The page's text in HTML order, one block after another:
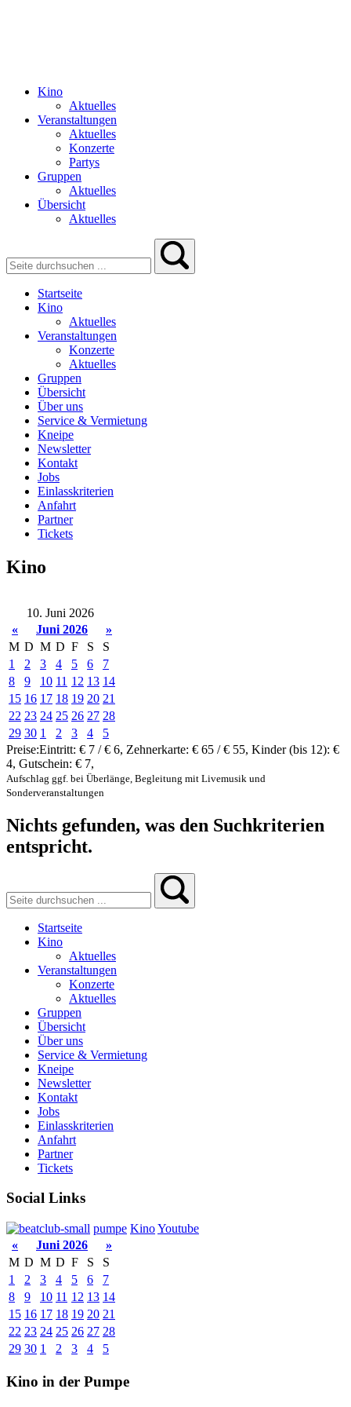
Kino
Aktuelles
Veranstaltungen
Aktuelles
Konzerte
Partys
Gruppen
Aktuelles
Übersicht
Aktuelles
Startseite
Kino
Aktuelles
Veranstaltungen
Konzerte
Aktuelles
Gruppen
Übersicht
Über uns
Service & Vermietung
Kneipe
Newsletter
Kontakt
Jobs
Einlasskriterien
Anfahrt
Partner
Tickets
Kino
10. Juni 2026
«
Juni 2026
»
M D M D F S
S
1
2 3 4 5 6
7
8
9 10 11 12 13 14
15 16 17 18 19 20 21
22 23 24 25 26 27 28
29 30 1 2 3 4
5
Preise:Eintritt: € 7 / € 6, Zehnerkarte: € 65 / € 55, Kinder (bis 12): €
4, Gutschein: € 7,
Aufschlag ggf. bei Überlänge, Begleitung mit Livemusik und
Sonderveranstaltungen
Nichts gefunden, was den Suchkriterien
entspricht.
Startseite
Kino
Aktuelles
Veranstaltungen
Konzerte
Aktuelles
Gruppen
Übersicht
Über uns
Service & Vermietung
Kneipe
Newsletter
Kontakt
Jobs
Einlasskriterien
Anfahrt
Partner
Tickets
Social Links
pumpe KinoYoutube
«
Juni 2026
»
M D M D F S
S
1
2 3 4 5 6
7
8
9 10 11 12 13 14
15 16 17 18 19 20 21
22 23 24 25 26 27 28
29 30 1 2 3 4 5
Kino in der Pumpe